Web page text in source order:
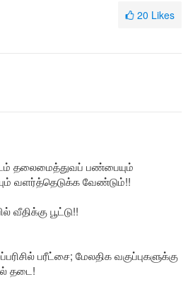
20 Likes
தலைமைத்துவப் பண்பையும்
வளர்த்தெடுக்க வேண்டும்!!
வீதிக்கு பூட்டு!!
பரீட்சை; மேலதிக வகுப்புகளுக்கு
தடை!